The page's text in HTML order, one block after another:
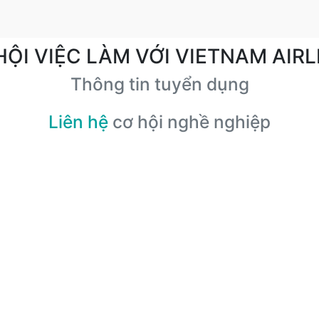
VIỆC LÀM VỚI VIETNAM
Thông tin tuyển dụng
Liên hệ cơ hội nghề nghiệp